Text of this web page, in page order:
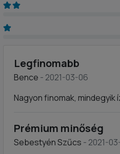
Legfinomabb
Bence - 2021-03-06
Nagyon finomak, mindegyik
Prémium minőség
Sebestyén Szűcs - 2021-